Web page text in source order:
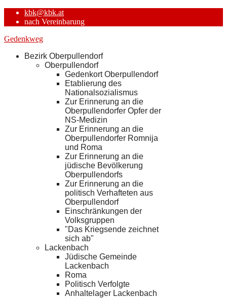
kbk@kbk.at
nach Vereinbarung
Gedenkweg
Bezirk Oberpullendorf
Oberpullendorf
Gedenkort Oberpullendorf
Etablierung des
Nationalsozialismus
Zur Erinnerung an die
Oberpullendorfer Opfer der
NS-Medizin
Zur Erinnerung an die
Oberpullendorfer Romnija
und Roma
Zur Erinnerung an die
jüdische Bevölkerung
Oberpullendorfs
Zur Erinnerung an die
politisch Verhafteten aus
Oberpullendorf
Einschränkungen der
Volksgruppen
"Das Kriegsende zeichnet
sich ab"
Lackenbach
Jüdische Gemeinde
Lackenbach
Roma
Politisch Verfolgte
Anhaltelager Lackenbach